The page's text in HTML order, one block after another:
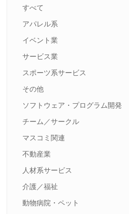
すべて
アパレル系
イベント業
サービス業
スポーツ系サービス
その他
ソフトウェア・プログラム開発
チーム／サークル
マスコミ関連
不動産業
人材系サービス
介護／福祉
動物病院・ペット